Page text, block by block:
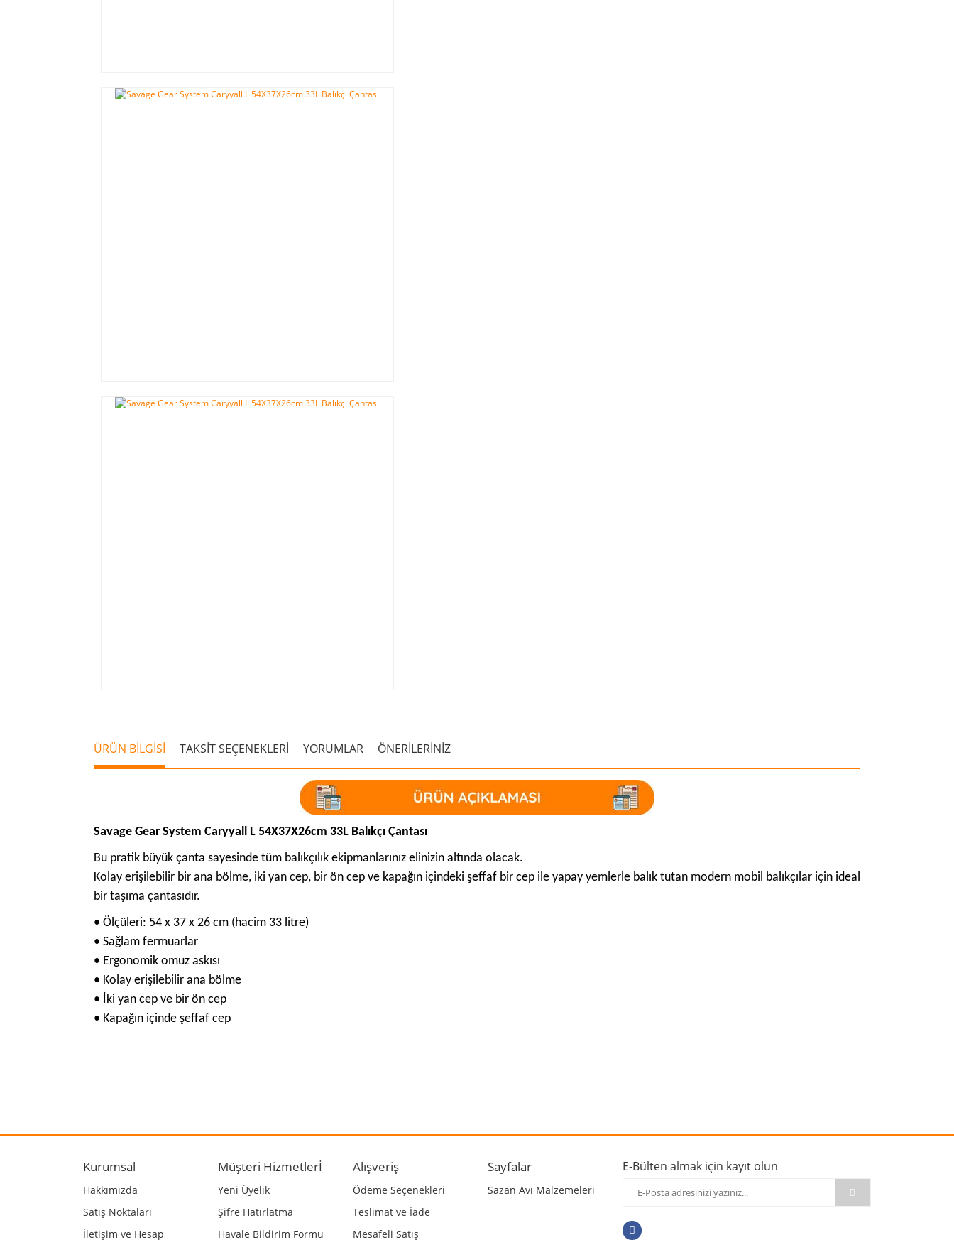
ÜRÜN BİLGİSİ TAKSİT SEÇENEKLERİ YORUMLAR ÖNERİLERİNİZ
Savage Gear System Caryyall L 54X37X26cm 33L Balıkçı Çantası
Bu pratik büyük çanta sayesinde tüm balıkçılık ekipmanlarınız elinizin altında olacak.
Kolay erişilebilir bir ana bölme, iki yan cep, bir ön cep ve kapağın içindeki şeffaf bir cep ile yapay yemlerle balık tutan modern mobil balıkçılar için ideal
bir taşıma çantasıdır.
• Ölçüleri: 54 x 37 x 26 cm (hacim 33 litre)
• Sağlam fermuarlar
• Ergonomik omuz askısı
• Kolay erişilebilir ana bölme
• İki yan cep ve bir ön cep
• Kapağın içinde şeffaf cep
Ürün resmi kalitesiz, bozuk veya görüntülenemiyor.
Ürün bilgilerinde hatalar bulunuyor.
Ürün fiyatı diğer sitelerden daha pahalı.
Bu ürüne benzer farklı alternatifler olmalı.
Kurumsal
Hakkımızda
Satış Noktaları
İletişim ve Hesap
Müşteri Hizmetlerİ
Yeni Üyelik
Şifre Hatırlatma
Havale Bildirim Formu
Alışveriş
Ödeme Seçenekleri
Teslimat ve İade
Mesafeli Satış
Sayfalar
Sazan Avı Malzemeleri
E-Bülten almak için kayıt olun